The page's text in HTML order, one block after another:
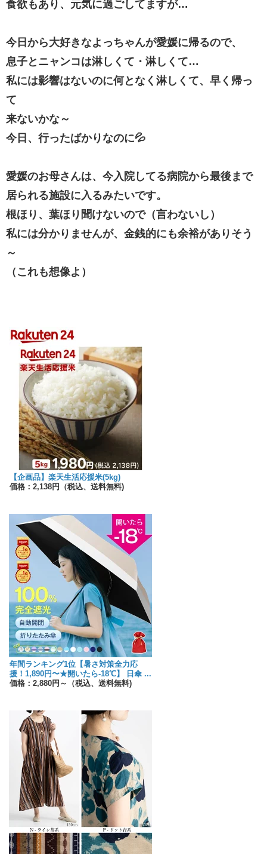
食欲もあり、元気に過ごしてますが…
今日から大好きなよっちゃんが愛媛に帰るので、
息子とニャンコは淋しくて・淋しくて…
私には影響はないのに何となく淋しくて、早く帰っ
て
来ないかな～
今日、行ったばかりなのに💦
愛媛のお母さんは、今入院してる病院から最後まで
居られる施設に入るみたいです。
根ほり、葉ほり聞けないので（言わないし）
私には分かりませんが、金銭的にも余裕がありそう
～
（これも想像よ）
【企画品】楽天生活応援米(5kg)
価格：2,138円（税込、送料無料)
年間ランキング1位【暑さ対策全力応
援！1,890円〜★開いたら-18℃】 日傘 ...
価格：2,880円～（税込、送料無料)